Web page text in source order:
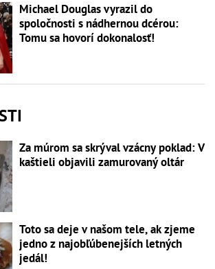
Michael Douglas vyrazil do
spoločnosti s nádhernou dcérou:
Tomu sa hovorí dokonalosť!
Za múrom sa skrýval vzácny poklad: V
kaštieli objavili zamurovaný oltár
Toto sa deje v našom tele, ak zjeme
jedno z najobľúbenejších letných
jedál!